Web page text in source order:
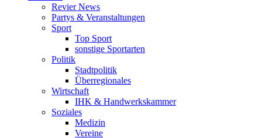
Revier News
Partys & Veranstaltungen
Sport
Top Sport
sonstige Sportarten
Politik
Stadtpolitik
Überregionales
Wirtschaft
IHK & Handwerkskammer
Soziales
Medizin
Vereine